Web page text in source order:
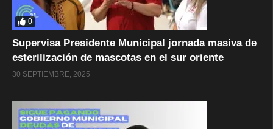
0
Supervisa Presidente Municipal jornada masiva de
esterilización de mascotas en el sur oriente
30 SEPTIEMBRE, 2025